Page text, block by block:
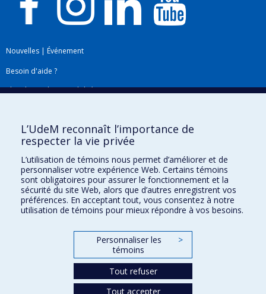
Nouvelles | Événement
Besoin d'aide ?
Plan du site|Accessibilité
Téléchargez les logos de l'ESPUM
L’UdeM reconnaît l’importance de
respecter la vie privée
L’utilisation de témoins nous permet d’améliorer et de
personnaliser votre expérience Web. Certains témoins
sont obligatoires pour assurer le fonctionnement et la
sécurité du site Web, alors que d’autres enregistrent vos
préférences. En acceptant tout, vous consentez à notre
utilisation de témoins pour mieux répondre à vos besoins.
Personnaliser les
témoins
>
Tout refuser
Tout accepter